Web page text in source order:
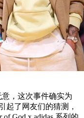
，这次事件确实为
起了网友们的猜测，